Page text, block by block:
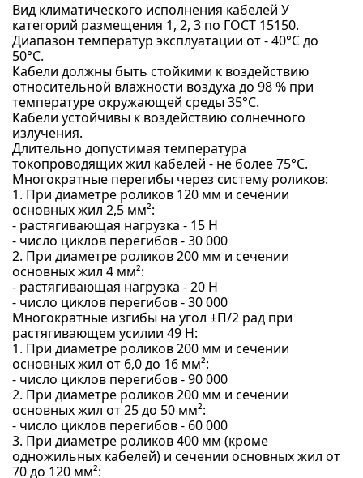
Вид климатического исполнения кабелей У
категорий размещения 1, 2, 3 по ГОСТ 15150.
Диапазон температур эксплуатации от - 40°С до
50°С.
Кабели должны быть стойкими к воздействию
относительной влажности воздуха до 98 % при
температуре окружающей среды 35°С.
Кабели устойчивы к воздействию солнечного
излучения.
Длительно допустимая температура
токопроводящих жил кабелей - не более 75°С.
Многократные перегибы через систему роликов:
1. При диаметре роликов 120 мм и сечении
основных жил 2,5 мм²:
- растягивающая нагрузка - 15 Н
- число циклов перегибов - 30 000
2. При диаметре роликов 200 мм и сечении
основных жил 4 мм²:
- растягивающая нагрузка - 20 Н
- число циклов перегибов - 30 000
Многократные изгибы на угол ±П/2 рад при
растягивающем усилии 49 Н:
1. При диаметре роликов 200 мм и сечении
основных жил от 6,0 до 16 мм²:
- число циклов перегибов - 90 000
2. При диаметре роликов 200 мм и сечении
основных жил от 25 до 50 мм²:
- число циклов перегибов - 60 000
3. При диаметре роликов 400 мм (кроме
одножильных кабелей) и сечении основных жил от
70 до 120 мм²: